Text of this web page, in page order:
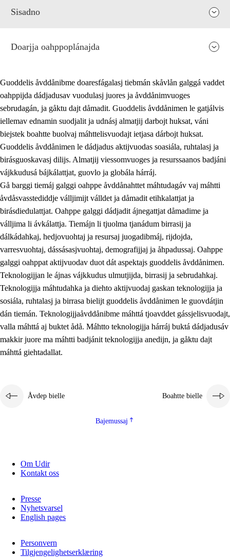
Sisadno
2. Prinsihpa oahppama, åvddånahttema ja ávddama hárráj
2.1 Sosiála oahppam ja åvddånibme
2.2 Máhtudahka fágáj hárráj
2.3 Vuodulasj tjehpudagá
2.4 Oahppat oahppat
Doaresfágalasj tiemá
2.5 Doaresfágalasj tiemá
2.5.1 Álmmukvarresvuohta ja iellemrijbadibme
Demokratijja ja guojmmeviesátvuohta
2.5.3 Guoddelis åvddånibme
Doarjja oahppoplánajda
Guoddelis åvddånibme doaresfágalasj tiebmán skåvlån galggá vaddet
oahppijda dádjadusav vuodulasj juores ja åvddånimvuoges
sebrudagán, ja gåktu dajt dåmadit. Guoddelis åvddånimen le gatjálvis
iellemav ednamin suodjalit ja udnásj almatjij darbojt huksat, váni
biejstek boahtte buolvaj máhttelisvuodajt ietjasa dárbojt huksat.
Guoddelis åvddånimen le dádjadus aktijvuodas soasiála, ruhtalasj ja
birásguoskavasj dilijs. Almatjij viessomvuoges ja resurssaanos badjáni
vájkkudusá bájkálattjat, guovlo ja globála hárráj.
Gå barggi tiemáj galggi oahppe åvddånahttet máhtudagáv vaj máhtti
åvdåsvasstediddje válljimijt válldet ja dåmadit etihkalattjat ja
birásdiedulattjat. Oahppe galggi dádjadit ájnegattjat dåmadime ja
válljima li ávkálattja. Tiemájn li tjuolma tjanádum birrasij ja
dálkádahkaj, hedjovuohtaj ja resursaj juogadibmáj, rijdojda,
varresvuohtaj, dássásasjvuohtaj, demografijjaj ja åhpadussaj. Oahppe
galggi oahppat aktijvuodav duot dát aspektajs guoddelis åvddånimen.
Teknologijjan le ájnas vájkkudus ulmutjijda, birrasij ja sebrudahkaj.
Teknologijja máhtudahka ja diehto aktijvuodaj gaskan teknologijja ja
sosiála, ruhtalasj ja birrasa bielijt guoddelis åvddånimen le guovdátjin
dán tiemán. Teknologijjaåvddånibme máhttá tjoavddet gássjelisvuodajt,
valla máhttá aj buktet ådå. Máhtto teknologijja hárráj buktá dádjadusáv
makkir juore ma máhtti badjánit teknologijja anedijn, ja gåktu dajt
máhttá giehtadallat.
Åvdep bielle Boahtte bielle
Bajemussaj
Om Udir
Kontakt oss
Presse
Nyhetsvarsel
English pages
Personvern
Tilgjengelighetserklæring